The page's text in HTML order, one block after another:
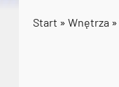
Start » Wnętrza »